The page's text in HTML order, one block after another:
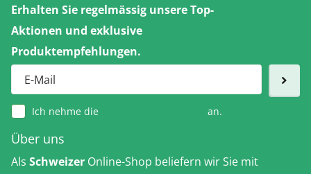
Erhalten Sie regelmässig unsere Top-
Aktionen und exklusive
Produktempfehlungen.
Ich nehme die an.
Über uns
Als Schweizer Online-Shop beliefern wir Sie mit